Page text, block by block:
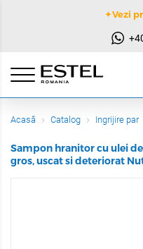
✦Vezi
Acasă Catalog Ingrijire par
Sampon hranitor cu ulei
gros, uscat si deteriorat